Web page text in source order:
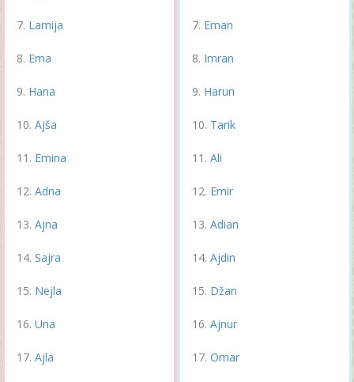
Lamija
Ema
Hana
Ajša
Emina
Adna
Ajna
Sajra
Nejla
Una
Ajla
Eman
Imran
Harun
Tarik
Ali
Emir
Adian
Ajdin
Džan
Ajnur
Omar